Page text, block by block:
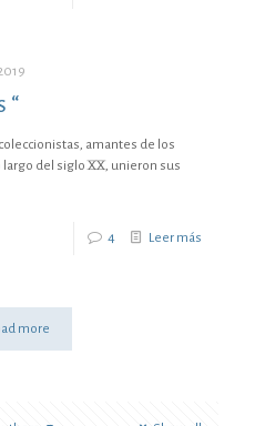
“
amantes de los
del siglo XX, unieron sus
4 Leer más
more